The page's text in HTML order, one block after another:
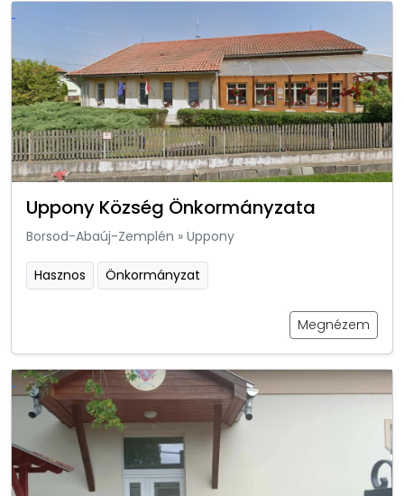
Uppony Község Önkormányzata
Borsod-Abaúj-Zemplén » Uppony
Hasznos Önkormányzat
Megnézem